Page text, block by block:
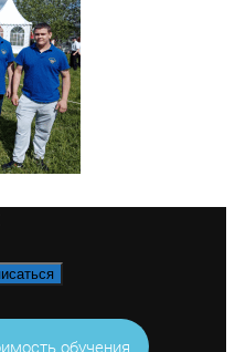
обучения